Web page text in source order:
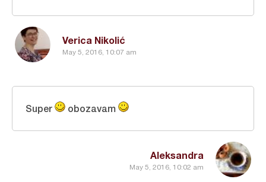
Verica Nikolić
May 5, 2016, 10:07 am
Aleksandra
May 5, 2016, 10:02 am
Super obozavam